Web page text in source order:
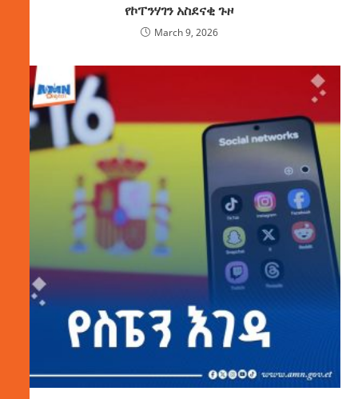
የኮፐንሃገን አስደናቂ ጉዞ
March 9, 2026